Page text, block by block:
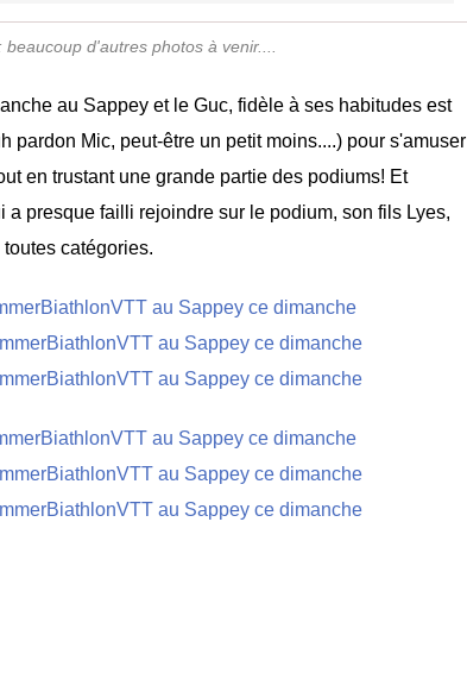
beaucoup d'autres photos à venir....
au Sappey et le Guc, fidèle à ses habitudes est
pardon Mic, peut-être un petit moins....) pour s'amuser
en trustant une grande partie des podiums! Et
a presque failli rejoindre sur le podium, son fils Lyes,
catégories.